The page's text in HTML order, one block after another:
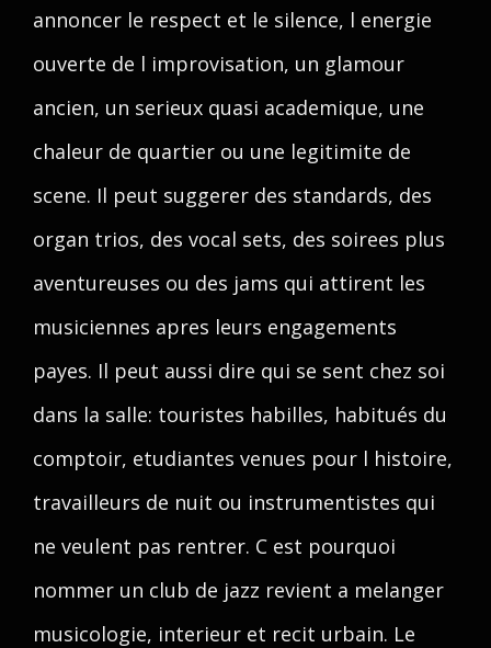
annoncer le respect et le silence, l energie
ouverte de l improvisation, un glamour
ancien, un serieux quasi academique, une
chaleur de quartier ou une legitimite de
scene. Il peut suggerer des standards, des
organ trios, des vocal sets, des soirees plus
aventureuses ou des jams qui attirent les
musiciennes apres leurs engagements
payes. Il peut aussi dire qui se sent chez soi
dans la salle: touristes habilles, habitués du
comptoir, etudiantes venues pour l histoire,
travailleurs de nuit ou instrumentistes qui
ne veulent pas rentrer. C est pourquoi
nommer un club de jazz revient a melanger
musicologie, interieur et recit urbain. Le